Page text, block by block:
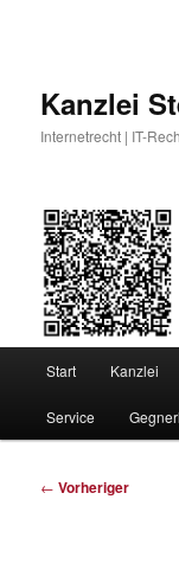
Kanzlei
Internetrecht | IT-
Start Kanzlei
Service
Beitragsnavigation
← Vorheriger